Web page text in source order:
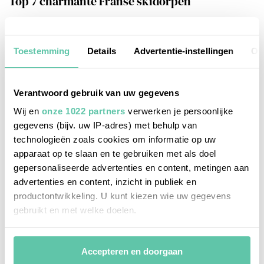
Toestemming Details Advertentie-instellingen
Verantwoord gebruik van uw gegevens
Wij en onze 1022 partners verwerken je persoonlijke
gegevens (bijv. uw IP-adres) met behulp van
technologieën zoals cookies om informatie op uw
apparaat op te slaan en te gebruiken met als doel
gepersonaliseerde advertenties en content, metingen aan
advertenties en content, inzicht in publiek en
productontwikkeling. U kunt kiezen wie uw gegevens
gebruikt en met welke doelen.
Als u het toestaat, willen we ook graag:
Informatie verzamelen over uw geografische
Accepteren en doorgaan